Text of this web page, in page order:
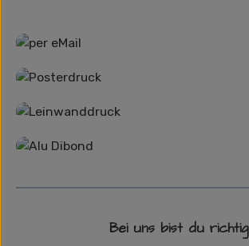
Bei uns bist du richtig